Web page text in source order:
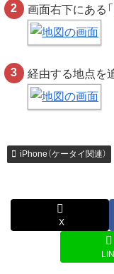
画面右下にある「
経由する地点を
iPhone（ケータイ関連）
X